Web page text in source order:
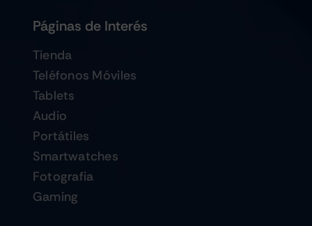
Páginas de Interés
Tienda
Teléfonos Móviles
Tablets
Audio
Portátiles
Smartwatches
Fotografia
Gaming